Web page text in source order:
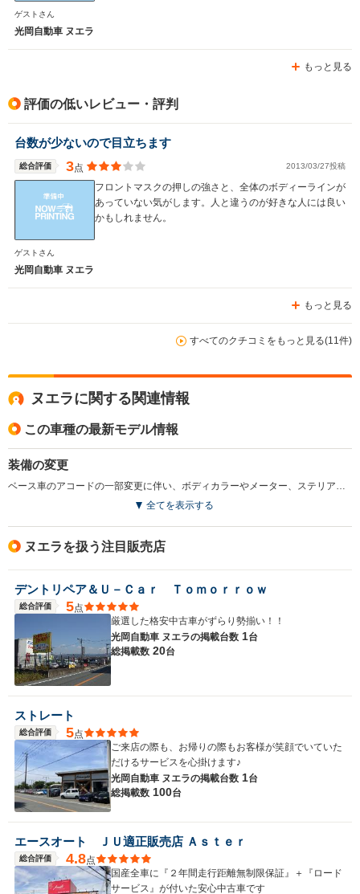
ゲストさん
光岡自動車 ヌエラ
もっと見る
評価の低いレビュー・評判
台数が少ないので目立ちます
総合評価 3点 2013/03/27投稿
フロントマスクの押しの強さと、全体のボディーラインが
あっていない気がします。人と違うのが好きな人には良い
かもしれません。
ゲストさん
光岡自動車 ヌエラ
もっと見る
すべてのクチコミをもっと見る(11件)
ヌエラに関する関連情報
この車種の最新モデル情報
装備の変更
ベース車のアコードの一部変更に伴い、ボディカラーやメーター、ステリアング、シフトレバーなどが変更された。装備ではセキュリティアラームを設定し、HDDナビをオプション設定した。(2006.2)
全てを表示する
ヌエラを扱う注目販売店
デントリペア＆Ｕ－Ｃａｒ Ｔｏｍｏｒｒｏｗ
総合評価 5点
厳選した格安中古車がずらり勢揃い！！
光岡自動車 ヌエラの掲載台数 1台
総掲載数 20台
ストレート
総合評価 5点
ご来店の際も、お帰りの際もお客様が笑顔でいていた
だけるサービスを心掛けます♪
光岡自動車 ヌエラの掲載台数 1台
総掲載数 100台
エースオート ＪＵ適正販売店 Ａｓｔｅｒ
総合評価 4.8点
国産全車に『２年間走行距離無制限保証』＋『ロード
サービス』が付いた安心中古車です